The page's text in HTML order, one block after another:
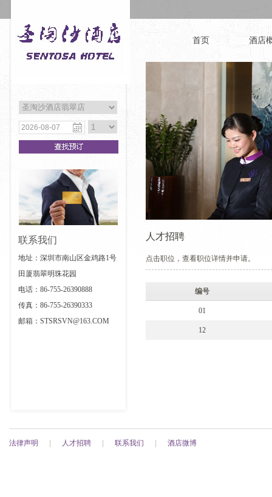
联系我们
地址：深圳市南山区金鸡路1号
田厦翡翠明珠花园
电话：86-755-26390888
传真：86-755-26390333
邮箱：STSRSVN@163.COM
酒店
首页
人才招聘
点击职位，查看职位详情并申请。
编号
01
12
法律声明 人才招聘 联系我们 酒店微博